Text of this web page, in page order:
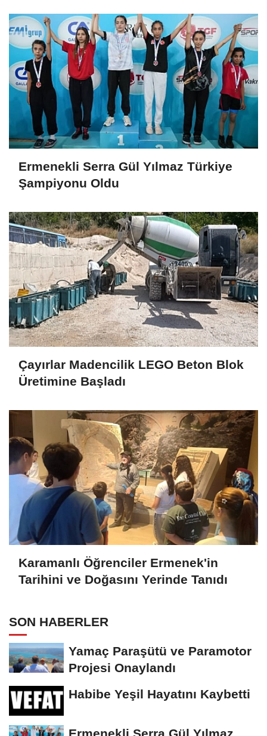
Ermenekli Serra Gül Yılmaz Türkiye
Şampiyonu Oldu
Çayırlar Madencilik LEGO Beton Blok
Üretimine Başladı
Karamanlı Öğrenciler Ermenek'in
Tarihini ve Doğasını Yerinde Tanıdı
SON HABERLER
Yamaç Paraşütü ve Paramotor
Projesi Onaylandı
Habibe Yeşil Hayatını Kaybetti
Ermenekli Serra Gül Yılmaz